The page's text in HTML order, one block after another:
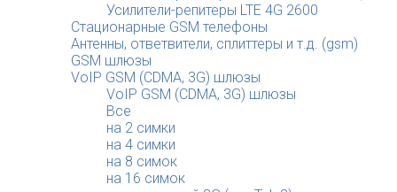
Усилители-репитеры LTE 4G 2600
Стационарные GSM телефоны
Антенны, ответвители, сплиттеры и т.д. (gsm)
GSM шлюзы
VoIP GSM (CDMA, 3G) шлюзы
VoIP GSM (CDMA, 3G) шлюзы
Все
на 2 симки
на 4 симки
на 8 симок
на 16 симок